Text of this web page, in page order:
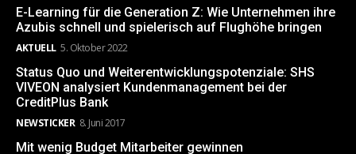
E-Learning für die Generation Z: Wie Unternehmen ihre
Azubis schnell und spielerisch auf Flughöhe bringen
AKTUELL 5. Oktober 2022
Status Quo und Weiterentwicklungspotenziale: SHS
VIVEON analysiert Kundenmanagement bei der
CreditPlus Bank
NEWSTICKER 8. Juni 2017
Mit wenig Budget Mitarbeiter gewinnen